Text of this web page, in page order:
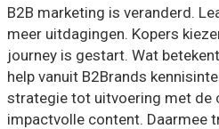
B2B marketing is veranderd.
meer uitdagingen. Kopers
journey is gestart. Wat
help vanuit B2Brands
strategie tot uitvoering met de
impactvolle content. Daarmee